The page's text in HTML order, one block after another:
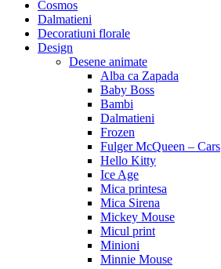
Cosmos
Dalmatieni
Decoratiuni florale
Design
Desene animate
Alba ca Zapada
Baby Boss
Bambi
Dalmatieni
Frozen
Fulger McQueen – Cars
Hello Kitty
Ice Age
Mica printesa
Mica Sirena
Mickey Mouse
Micul print
Minioni
Minnie Mouse